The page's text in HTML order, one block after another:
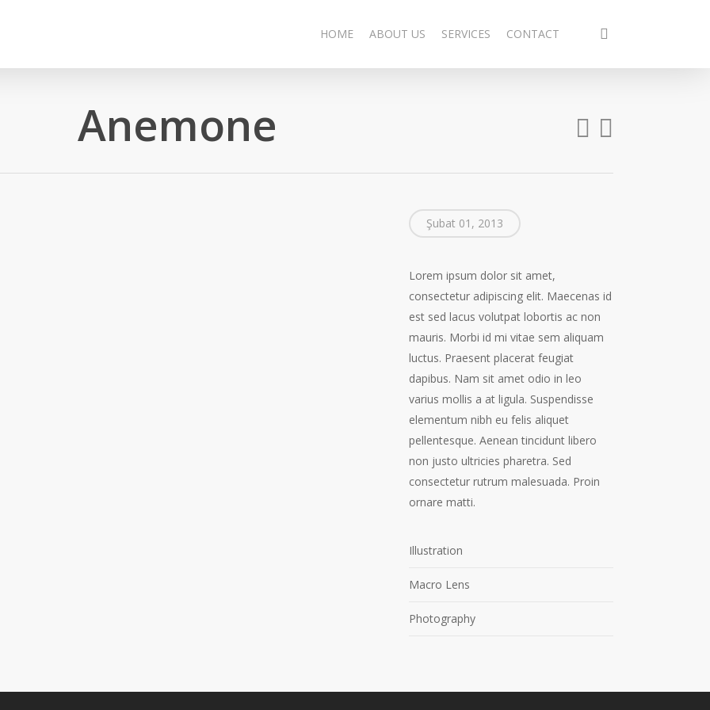
HOME ABOUT US SERVICES CONTACT
Anemone
Şubat 01, 2013
Lorem ipsum dolor sit amet,
consectetur adipiscing elit. Maecenas id
est sed lacus volutpat lobortis ac non
mauris. Morbi id mi vitae sem aliquam
luctus. Praesent placerat feugiat
dapibus. Nam sit amet odio in leo
varius mollis a at ligula. Suspendisse
elementum nibh eu felis aliquet
pellentesque. Aenean tincidunt libero
non justo ultricies pharetra. Sed
consectetur rutrum malesuada. Proin
ornare matti.
Illustration
Macro Lens
Photography